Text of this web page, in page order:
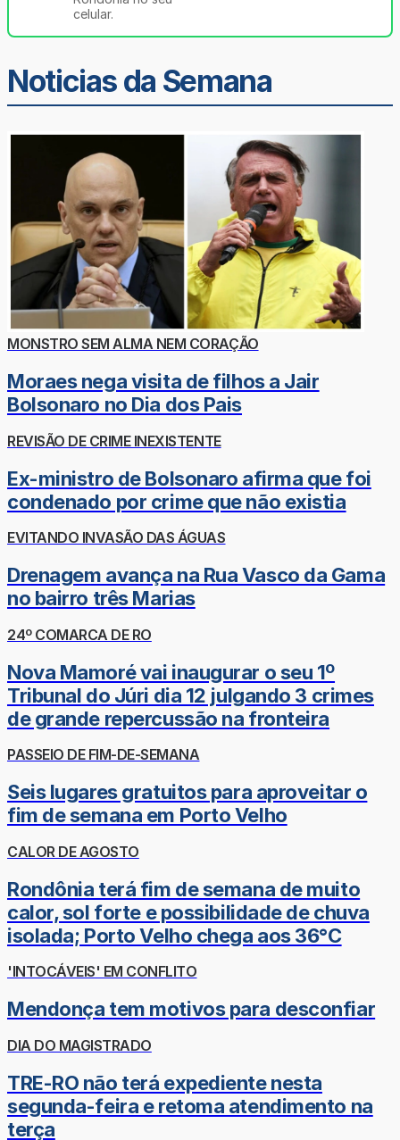
celular.
Noticias da Semana
MONSTRO SEM ALMA NEM CORAÇÃO
Moraes nega visita de filhos a Jair
Bolsonaro no Dia dos Pais
REVISÃO DE CRIME INEXISTENTE
Ex-ministro de Bolsonaro afirma que foi
condenado por crime que não existia
EVITANDO INVASÃO DAS ÁGUAS
Drenagem avança na Rua Vasco da Gama
no bairro três Marias
24º COMARCA DE RO
Nova Mamoré vai inaugurar o seu 1º
Tribunal do Júri dia 12 julgando 3 crimes
de grande repercussão na fronteira
PASSEIO DE FIM-DE-SEMANA
Seis lugares gratuitos para aproveitar o
fim de semana em Porto Velho
CALOR DE AGOSTO
Rondônia terá fim de semana de muito
calor, sol forte e possibilidade de chuva
isolada; Porto Velho chega aos 36°C
'INTOCÁVEIS' EM CONFLITO
Mendonça tem motivos para desconfiar
DIA DO MAGISTRADO
TRE-RO não terá expediente nesta
segunda-feira e retoma atendimento na
terça